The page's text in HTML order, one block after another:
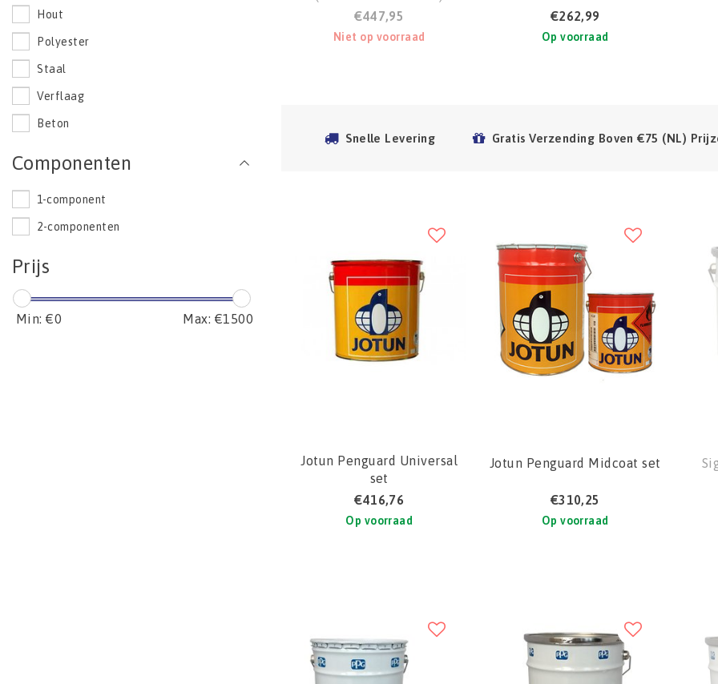
Hout
Polyester
Staal
Verflaag
Beton
Componenten
1-component
2-componenten
Prijs
Min: €0 Max: €1500
€447,95
Niet op voorraad
€262,99
Op voorraad
Snelle Levering Gratis Verzending Boven €75 (NL)
Jotun Penguard Universal
set
€416,76
Op voorraad
Jotun Penguard Midcoat set
€310,25
Op voorraad